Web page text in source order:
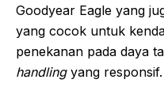
Goodyear Eagle yang
yang cocok untuk
penekanan pada daya
handlingyang responsif.